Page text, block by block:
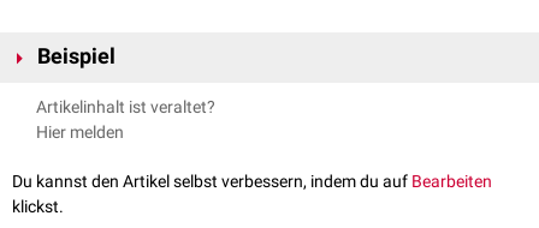
Beispiel
Lage des Hodens während des
Durchtritt durch den Leistenkanal präinguinal zu liegen kommt
Artikelinhalt ist veraltet?
Hier melden
Du kannst den Artikel selbst verbessern, indem du auf Bearbeiten
klickst.